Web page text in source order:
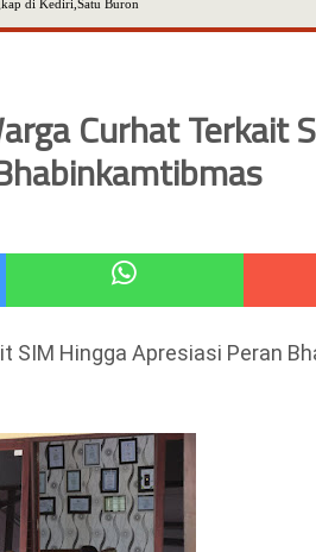
di Kediri,Satu Buron
Melalui LASKAR JODA, Usung Filosofi Gelar
Petani
BERKELANJUTAN (PDPB) TRIWULAN II
XVIII Medan
Cup 9 Ball Tournament,Gandeng Carabao Bistro &
Tani Dau Malang,Dijamin Ketagihan,Ini Sebabnya
Curhat Terkait
SIM Hingga Apresiasi Peran